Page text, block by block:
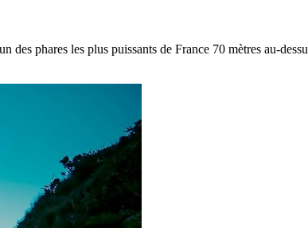
phares les plus puissants de France 70 mètres au-